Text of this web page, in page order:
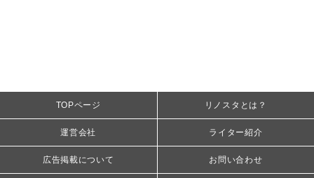
TOPページ リノスタとは？
運営会社 ライター紹介
広告掲載について お問い合わせ